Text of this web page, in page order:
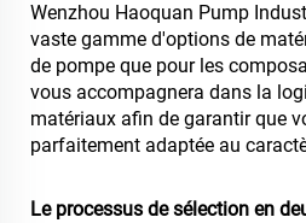
Wenzhou Haoquan Pump
vaste gamme d'options de
de pompe que pour les
vous accompagnera dans la
matériaux afin de garantir que
parfaitement adaptée au
Le processus de sélection en